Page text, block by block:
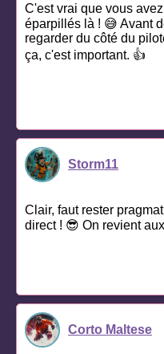
C'est vrai que vous
éparpillés là ! 😅 Avant
regarder du côté du
ça, c'est important. 👍
Storm11
Clair, faut rester
direct ! 😎 On revient
Corto Maltese